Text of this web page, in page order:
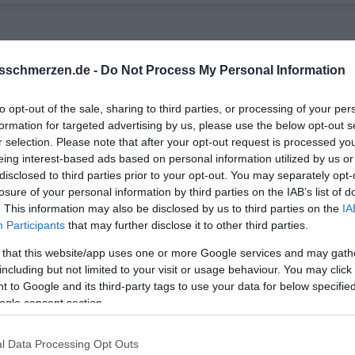
- Do Not Process My Personal Information
opt-out of the sale, sharing to third parties, or processing of your
for targeted advertising by us, please use the below opt-out
selection. Please note that after your opt-out request is processed
interest-based ads based on personal information utilized by us
to third parties prior to your opt-out. You may separately
of your personal information by third parties on the IAB’s list of
This information may also be disclosed by us to third parties on the
Participants that may further disclose it to other third parties.
that this website/app uses one or more Google services and may
but not limited to your visit or usage behaviour. You may
to Google and its third-party tags to use your data for below
consent section.
Data Processing Opt Outs
der falsche "Begriff" in solchen Dingen. Wie passt das
Hör auf Deine Gefühle, spüre mal etwas nach. Versuch
Du - mit DIr selbst - tun kannst und wenn Du da zu einem
eben das "Nichts-Machen". Aber: bleib bei DIr und kümmere
nur dann - sind die nächsten Schritte "richtig"!